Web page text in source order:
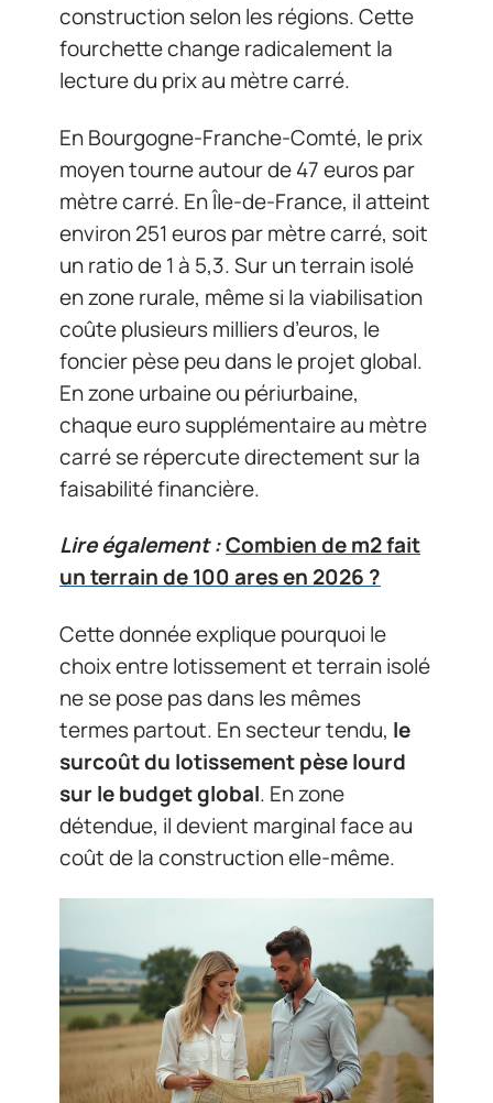
construction selon les régions. Cette
fourchette change radicalement la
lecture du prix au mètre carré.
En Bourgogne-Franche-Comté, le prix
moyen tourne autour de 47 euros par
mètre carré. En Île-de-France, il atteint
environ 251 euros par mètre carré, soit
un ratio de 1 à 5,3. Sur un terrain isolé
en zone rurale, même si la viabilisation
coûte plusieurs milliers d’euros, le
foncier pèse peu dans le projet global.
En zone urbaine ou périurbaine,
chaque euro supplémentaire au mètre
carré se répercute directement sur la
faisabilité financière.
Lire également :Combien de m2 fait
un terrain de 100 ares en 2026 ?
Cette donnée explique pourquoi le
choix entre lotissement et terrain isolé
ne se pose pas dans les mêmes
termes partout. En secteur tendu, le
surcoût du lotissement pèse lourd
sur le budget global. En zone
détendue, il devient marginal face au
coût de la construction elle-même.